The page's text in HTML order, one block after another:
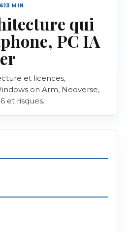
13 MIN
qui
PC IA
et licences,
on Arm, Neoverse,
et risques.